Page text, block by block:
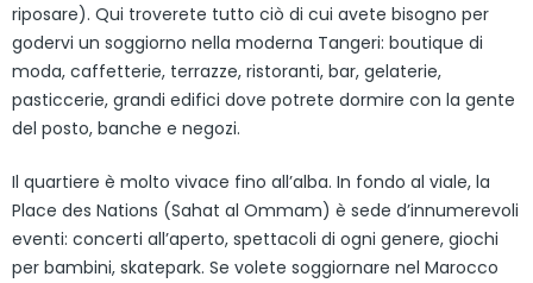
riposare). Qui troverete tutto ciò di cui avete bisogno per
godervi un soggiorno nella moderna Tangeri: boutique di
moda, caffetterie, terrazze, ristoranti, bar, gelaterie,
pasticcerie, grandi edifici dove potrete dormire con la gente
del posto, banche e negozi.
Il quartiere è molto vivace fino all’alba. In fondo al viale, la
Place des Nations (Sahat al Ommam) è sede d’innumerevoli
eventi: concerti all’aperto, spettacoli di ogni genere, giochi
per bambini, skatepark. Se volete soggiornare nel Marocco